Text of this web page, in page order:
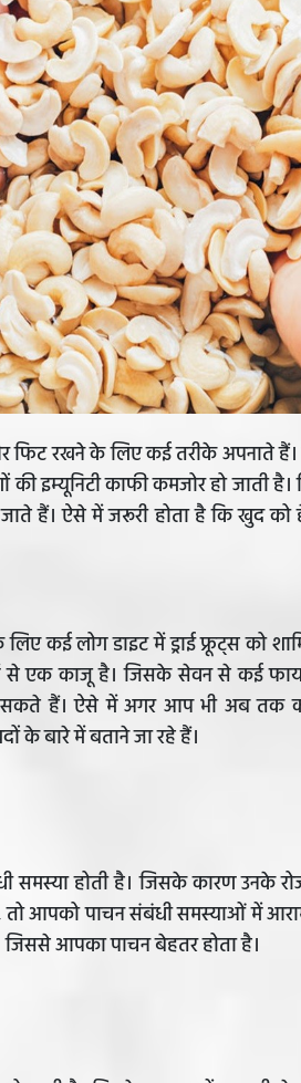
फिट रखने के लिए कई तरीके अपनाते
इम्यूनिटी काफी कमजोर हो जाती
जाते हैं। ऐसे में जरूरी होता है कि खुद
कई लोग डाइट में ड्राई फ्रूट्स को
से एक काजू है। जिसके सेवन से कई
सकते हैं। ऐसे में अगर आप भी अब
बारे में बताने जा रहे हैं।
समस्या होती है। जिसके कारण उनके
आपको पाचन संबंधी समस्याओं में
आपका पाचन बेहतर होता है।